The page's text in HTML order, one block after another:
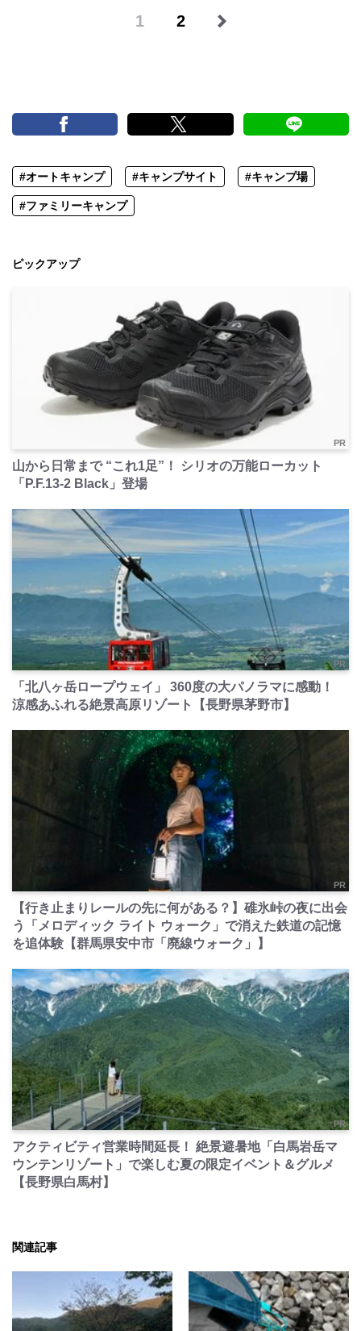
1 2
#オートキャンプ #キャンプサイト #キャンプ場
#ファミリーキャンプ
ピックアップ
PR
山から日常まで “これ1足”！ シリオの万能ローカット
「P.F.13-2 Black」登場
PR
「北八ヶ岳ロープウェイ」 360度の大パノラマに感動！
涼感あふれる絶景高原リゾート【長野県茅野市】
PR
【行き止まりレールの先に何がある？】碓氷峠の夜に出会
う「メロディック ライト ウォーク」で消えた鉄道の記憶
を追体験【群馬県安中市「廃線ウォーク」】
PR
アクティビティ営業時間延長！ 絶景避暑地「白馬岩岳マ
ウンテンリゾート」で楽しむ夏の限定イベント＆グルメ
【長野県白馬村】
関連記事